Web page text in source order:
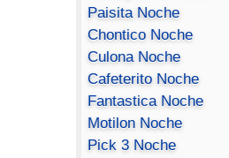
Paisita Noche
Chontico Noche
Culona Noche
Cafeterito Noche
Fantastica Noche
Motilon Noche
Pick 3 Noche